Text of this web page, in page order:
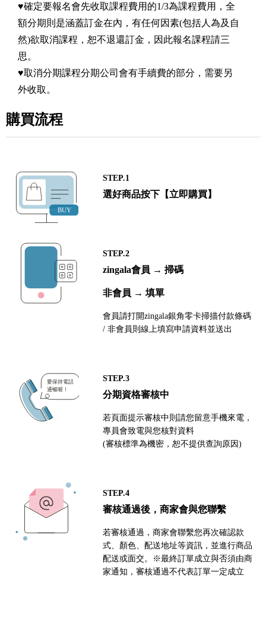
♥確定要報名會先收取課程費用的1/3為課程費用，全
額分期則是涵蓋訂金在內，有任何因素(包括人為及自
然)欲取消課程，恕不退還訂金，因此報名課程請三
思。
♥取消分期課程分期公司會有手續費的部分，需要另
外收取。
購買流程
STEP.1
選好商品按下【立即購買】
STEP.2
zingala會員 → 掃碼
非會員 → 填單
會員請打開zingala銀角零卡掃描付款條碼
/ 非會員則線上填寫申請資料並送出
STEP.3
分期資格審核中
若頁面提示審核中則請您留意手機來電，
專員會致電與您核對資料
(審核標準為機密，恕不提供查詢原因)
STEP.4
審核通過後，商家會與您聯繫
若審核通過，商家會聯繫您再次確認款
式、顏色、配送地址等資訊，並進行商品
配送或面交。※最終訂單成立與否須由商
家通知，審核通過不代表訂單一定成立